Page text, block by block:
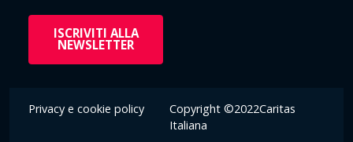
ISCRIVITI ALLA
NEWSLETTER
Privacy e cookie policy
Copyright ©2022Caritas
Italiana